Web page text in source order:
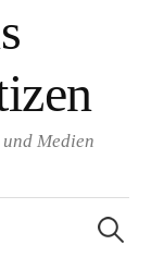
Medien
nach: